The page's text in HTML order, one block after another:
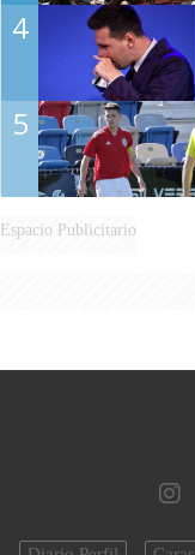
4
5
Espacio Publicitario